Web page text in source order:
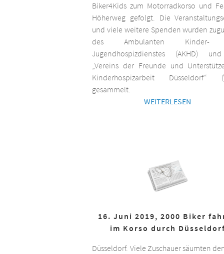
Biker4Kids zum Motorradkorso und
Höherweg gefolgt. Die
und viele weitere Spenden wurden
des Ambulanten Kinder-
Jugendhospizdienstes (AKHD)
„Vereins der Freunde und
Kinderhospizarbeit Düsseldorf“
gesammelt.
WEITERLESEN
16. Juni 2019, 2000 Biker
im Korso durch
Düsseldorf. Viele Zuschauer säumten